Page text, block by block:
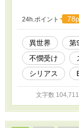
最も理解し、認め
た………。 フェリ自
いとは………。 ※僭越
いただきました！
エンドです。 ※肌
が、特定の色彩を
は、お控えくださ
方は自衛してくださ
24h.ポイント
異世界 第
不憫受け
シリアス
文字数 104,711